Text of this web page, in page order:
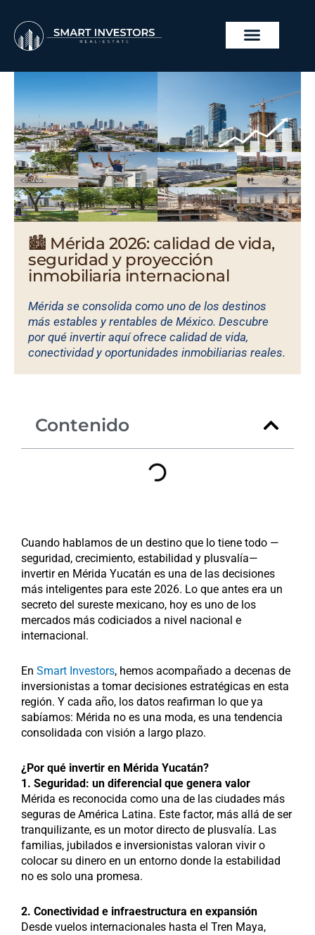
contenido
🏙️ Mérida 2026: calidad de vida,
seguridad y proyección
inmobiliaria internacional
Mérida se consolida como uno de los destinos
más estables y rentables de México. Descubre
por qué invertir aquí ofrece calidad de vida,
conectividad y oportunidades inmobiliarias reales.
Contenido
Cuando hablamos de un destino que lo tiene todo —
seguridad, crecimiento, estabilidad y plusvalía—
invertir en Mérida Yucatán es una de las decisiones
más inteligentes para este 2026. Lo que antes era un
secreto del sureste mexicano, hoy es uno de los
mercados más codiciados a nivel nacional e
internacional.
En Smart Investors, hemos acompañado a decenas de
inversionistas a tomar decisiones estratégicas en esta
región. Y cada año, los datos reafirman lo que ya
sabíamos: Mérida no es una moda, es una tendencia
consolidada con visión a largo plazo.
¿Por qué invertir en Mérida Yucatán?
1. Seguridad: un diferencial que genera valor
Mérida es reconocida como una de las ciudades más
seguras de América Latina. Este factor, más allá de ser
tranquilizante, es un motor directo de plusvalía. Las
familias, jubilados e inversionistas valoran vivir o
colocar su dinero en un entorno donde la estabilidad
no es solo una promesa.
2. Conectividad e infraestructura en expansión
Desde vuelos internacionales hasta el Tren Maya,